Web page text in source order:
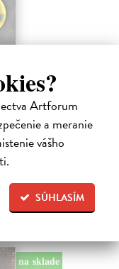
Artforum
a meranie
vášho
SÚHLASÍM
Vrábelová
míľnikom. A pre
do 12 dní od
na sklade